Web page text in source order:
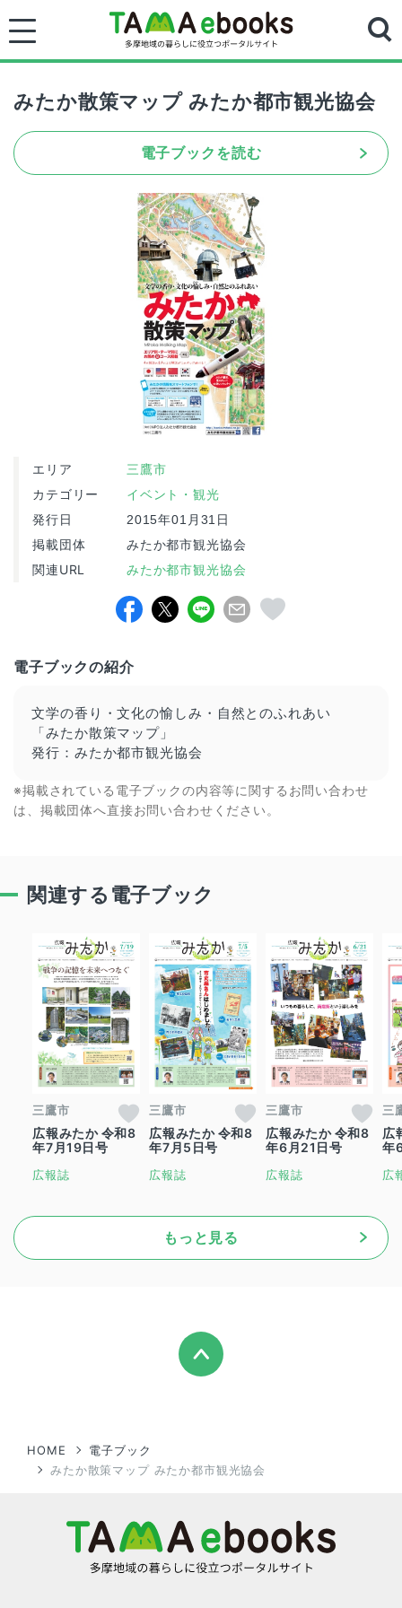
みたか散策マップ みたか都市観光協会
電子ブックを読む
エリア 三鷹市
カテゴリー イベント・観光
発行日 2015年01月31日
掲載団体 みたか都市観光協会
関連URL みたか都市観光協会
電子ブックの紹介
文学の香り・文化の愉しみ・自然とのふれあい
「みたか散策マップ」
発行：みたか都市観光協会
※掲載されている電子ブックの内容等に関するお問い合わせ
は、掲載団体へ直接お問い合わせください。
関連する電子ブック
三鷹市
広報みたか 令和8
年7月19日号
広報誌
三鷹市
広報みたか 令和8
年7月5日号
広報誌
三鷹市
広報みたか 令和8
年6月21日号
広報誌
三
広
年
広
もっと見る
HOME
電子ブック
みたか散策マップ みたか都市観光協会